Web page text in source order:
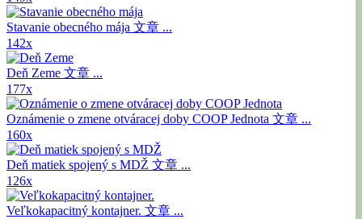
Stavanie obecného mája 文章 ...
142x
Deň Zeme 文章 ...
177x
Oznámenie o zmene otváracej doby COOP Jednota 文章 ...
160x
Deň matiek spojený s MDŽ 文章 ...
126x
Veľkokapacitný kontajner. 文章 ...